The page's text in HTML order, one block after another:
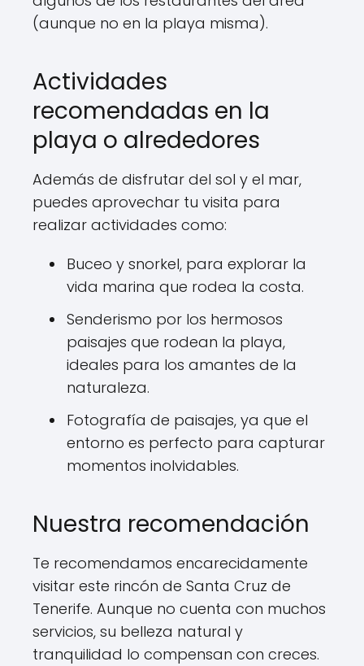
(aunque no en la playa misma).
Actividades
recomendadas en la
playa o alrededores
Además de disfrutar del sol y el mar,
puedes aprovechar tu visita para
realizar actividades como:
Buceo y snorkel, para explorar la
vida marina que rodea la costa.
Senderismo por los hermosos
paisajes que rodean la playa,
ideales para los amantes de la
naturaleza.
Fotografía de paisajes, ya que el
entorno es perfecto para capturar
momentos inolvidables.
Nuestra recomendación
Te recomendamos encarecidamente
visitar este rincón de Santa Cruz de
Tenerife. Aunque no cuenta con muchos
servicios, su belleza natural y
tranquilidad lo compensan con creces.